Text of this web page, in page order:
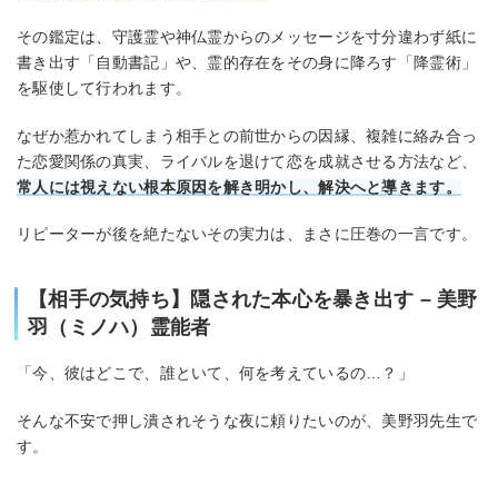
その鑑定は、守護霊や神仏霊からのメッセージを寸分違わず紙に
書き出す「自動書記」や、霊的存在をその身に降ろす「降霊術」
を駆使して行われます。
なぜか惹かれてしまう相手との前世からの因縁、複雑に絡み合っ
た恋愛関係の真実、ライバルを退けて恋を成就させる方法など、
常人には視えない根本原因を解き明かし、解決へと導きます。
リピーターが後を絶たないその実力は、まさに圧巻の一言です。
【相手の気持ち】隠された本心を暴き出す – 美野
羽（ミノハ）霊能者
「今、彼はどこで、誰といて、何を考えているの…？」
そんな不安で押し潰されそうな夜に頼りたいのが、美野羽先生で
す。